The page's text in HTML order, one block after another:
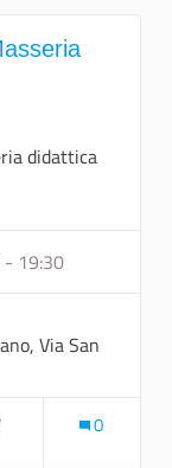
didattica
- 19:30
Via San
0